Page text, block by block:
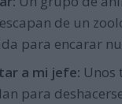
de un
para encarar
a mi jefe: Unos
para